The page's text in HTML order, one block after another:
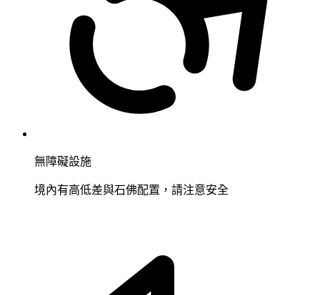
無障礙設施
境內有高低差與石佛配置，請注意安全